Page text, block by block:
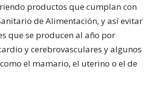
productos que cumplan con
de Alimentación, y así evitar
que se producen al año por
y cerebrovasculares y algunos
el mamario, el uterino o el de